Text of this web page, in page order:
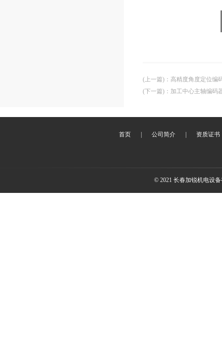
(上一篇) ： 高精度角度定位编
(下一篇) ： 加工中心主轴编码
首页 公司简介 资质证书
© 2021 长春加锐机电设